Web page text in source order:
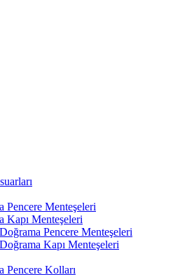
Pencere Menteşeleri
Kapı Menteşeleri
Pencere Menteşeleri
Kapı Menteşeleri
Pencere Kolları